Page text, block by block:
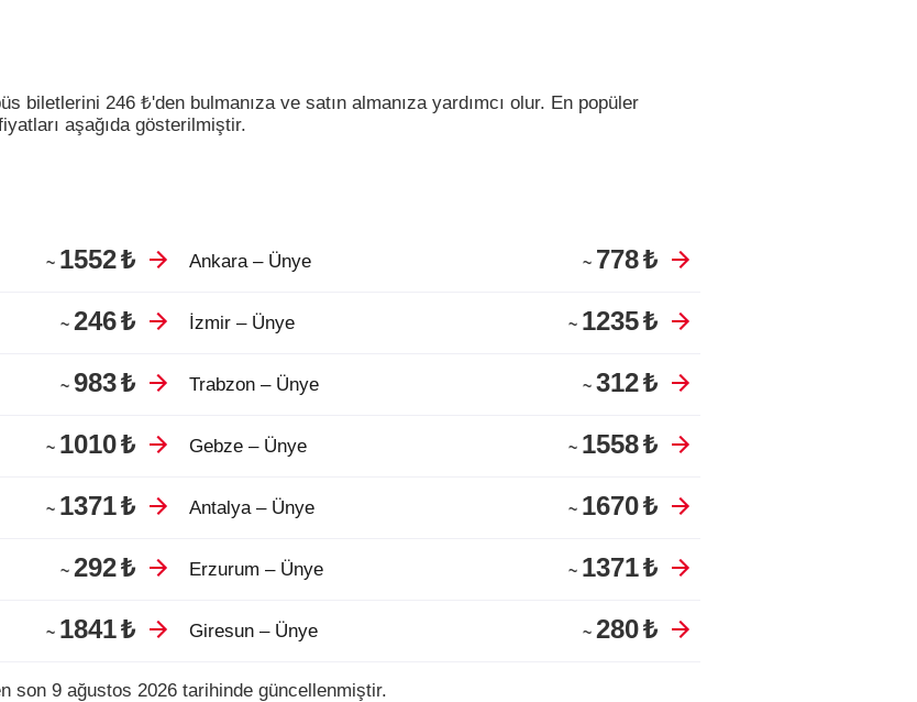
biletlerini 246 ₺'den bulmanıza ve satın almanıza yardımcı olur. En popüler
aşağıda gösterilmiştir.
~ 1552₺ Ankara – Ünye ~ 778₺
~ 246₺ İzmir – Ünye ~ 1235₺
~ 983₺ Trabzon – Ünye ~ 312₺
~ 1010₺ Gebze – Ünye ~ 1558₺
~ 1371₺ Antalya – Ünye ~ 1670₺
~ 292₺ Erzurum – Ünye ~ 1371₺
~ 1841₺ Giresun – Ünye ~ 280₺
son 9 ağustos 2026 tarihinde güncellenmiştir.